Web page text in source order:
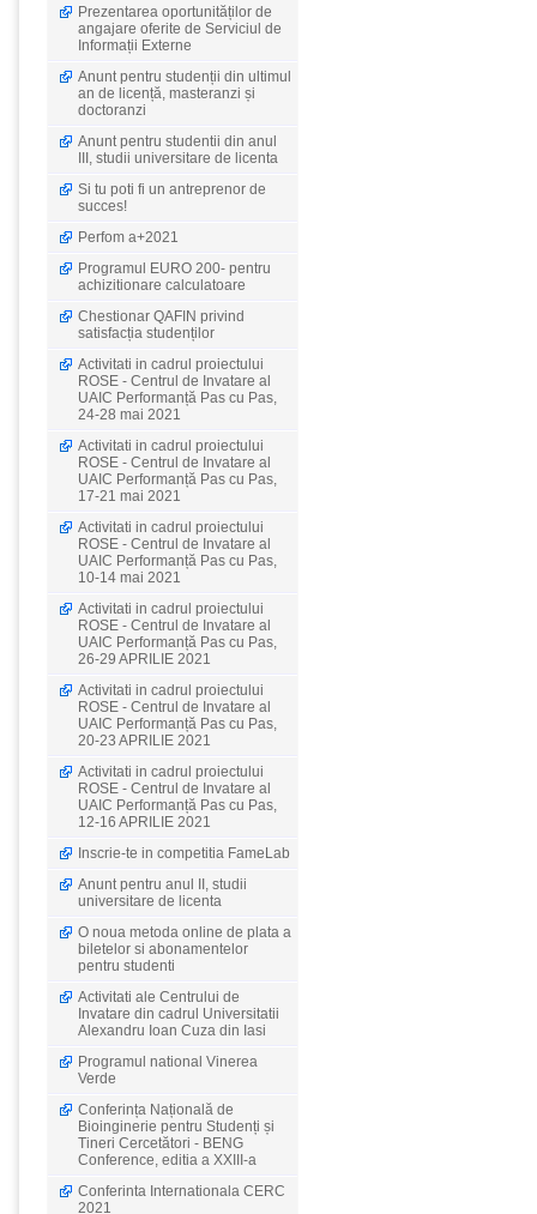
Prezentarea oportunităților de
angajare oferite de Serviciul de
Informații Externe
Anunt pentru studenții din ultimul
an de licență, masteranzi și
doctoranzi
Anunt pentru studentii din anul
III, studii universitare de licenta
Si tu poti fi un antreprenor de
succes!
Perfom a+2021
Programul EURO 200- pentru
achizitionare calculatoare
Chestionar QAFIN privind
satisfacția studenților
Activitati in cadrul proiectului
ROSE - Centrul de Invatare al
UAIC Performanță Pas cu Pas,
24-28 mai 2021
Activitati in cadrul proiectului
ROSE - Centrul de Invatare al
UAIC Performanță Pas cu Pas,
17-21 mai 2021
Activitati in cadrul proiectului
ROSE - Centrul de Invatare al
UAIC Performanță Pas cu Pas,
10-14 mai 2021
Activitati in cadrul proiectului
ROSE - Centrul de Invatare al
UAIC Performanță Pas cu Pas,
26-29 APRILIE 2021
Activitati in cadrul proiectului
ROSE - Centrul de Invatare al
UAIC Performanță Pas cu Pas,
20-23 APRILIE 2021
Activitati in cadrul proiectului
ROSE - Centrul de Invatare al
UAIC Performanță Pas cu Pas,
12-16 APRILIE 2021
Inscrie-te in competitia FameLab
Anunt pentru anul II, studii
universitare de licenta
O noua metoda online de plata a
biletelor si abonamentelor
pentru studenti
Activitati ale Centrului de
Invatare din cadrul Universitatii
Alexandru Ioan Cuza din Iasi
Programul national Vinerea
Verde
Conferința Națională de
Bioinginerie pentru Studenți și
Tineri Cercetători - BENG
Conference, editia a XXIII-a
Conferinta Internationala CERC
2021